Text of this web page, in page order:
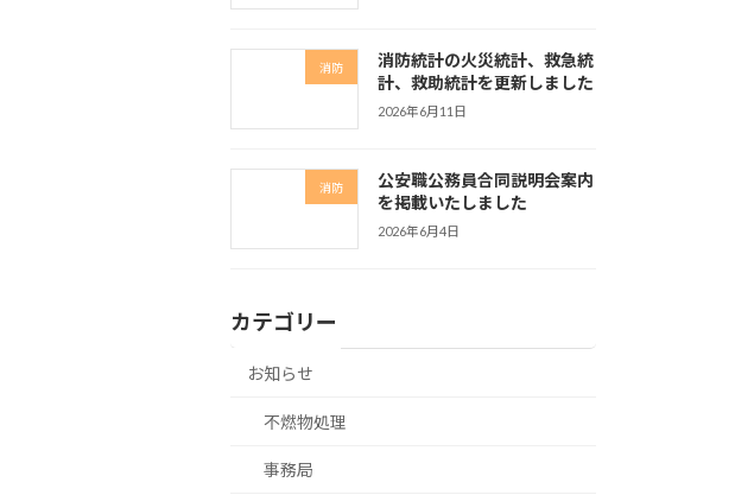
消防
消防統計の火災統計、救急統
計、救助統計を更新しました
2026年6月11日
消防
公安職公務員合同説明会案内
を掲載いたしました
2026年6月4日
カテゴリー
お知らせ
不燃物処理
事務局